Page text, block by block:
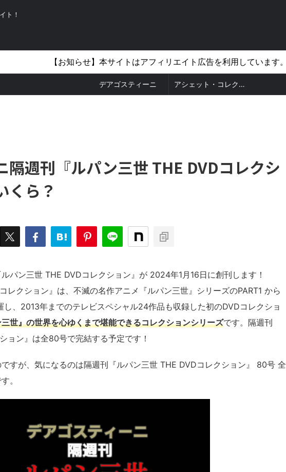
ト！
【お知らせ】本サイトはアフィリエイト広告を利用しています。
デアゴスティーニ アシェット・コレクションズ
隔週刊『ルパン三世 THE DVDコレクシ
くら？
パン三世 THE DVDコレクション』が 2024年1月16日に創刊します！
レクション』は、不滅の名作アニメ『ルパン三世』シリーズのPART1 から
、2013年までのテレビスペシャル24作品も収録した初のDVDコレクショ
世』の世界を心ゆくまで堪能できるコレクションシリーズです。隔週刊
ョン』は全80号で完結する予定です！
すが、気になるのは隔週刊『ルパン三世 THE DVDコレクション』 80号 全
。